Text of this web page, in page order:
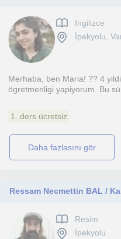
Ingilizce
İpekyolu,
Merhaba, ben Maria! ?? 4
ögretmenligi yapiyorum. Bu
1. ders ücretsiz
daha fazlasını gör
Resim
İpekyolu